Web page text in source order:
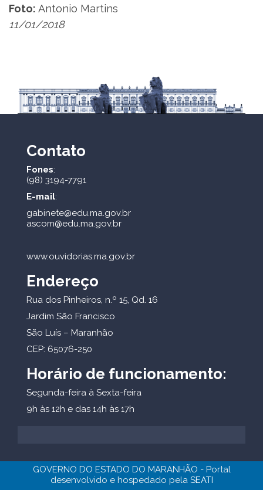
Foto: Antonio Martins
11/01/2018
Contato
Fones:
(98) 3194-7791
E-mail:
gabinete@edu.ma.gov.br
ascom@edu.ma.gov.br
www.ouvidorias.ma.gov.br
Endereço
Rua dos Pinheiros, n.º 15, Qd. 16
Jardim São Francisco
São Luís – Maranhão
CEP: 65076-250
Horário de funcionamento:
Segunda-feira à Sexta-feira
9h às 12h e das 14h às 17h
GOVERNO DO ESTADO DO MARANHÃO - Portal
desenvolvido e hospedado pela SEATI